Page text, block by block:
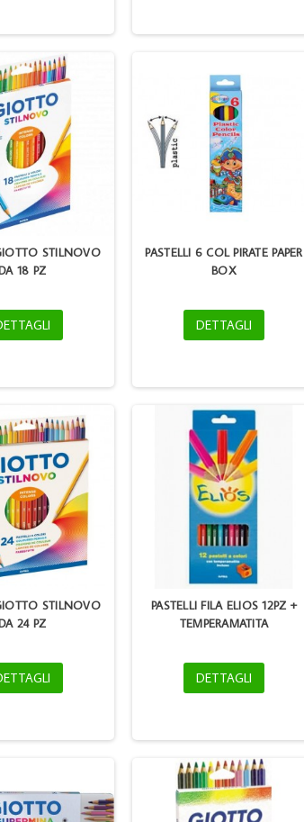
STILNOVO
18 PZ
PASTELLI 6 COL PIRATE PAPER
BOX
DETTAGLI
STILNOVO
24 PZ
PASTELLI FILA ELIOS 12PZ +
TEMPERAMATITA
DETTAGLI